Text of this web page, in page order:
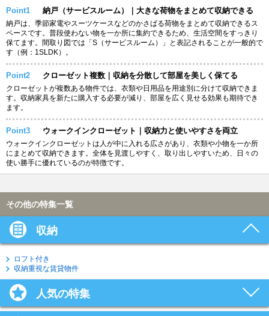
Point1 納戸（サービスルーム）｜大きな荷物をまとめて収納できる
納戸は、季節家電やスーツケースなどのかさばる荷物をまとめて収納できるス
ペースです。普段使わない物を一か所に集約できるため、生活空間をすっきり
保てます。間取り図では「S（サービスルーム）」と表記されることが一般的で
す（例：1SLDK）。
Point2 クローゼット複数｜収納を分散して部屋を美しく保てる
クローゼットが複数ある物件では、衣類や日用品を用途別に分けて収納できま
す。収納家具を新たに購入する必要が減り、部屋を広く見せる効果も期待でき
ます。
Point3 ウォークインクローゼット｜収納力と使いやすさを両立
ウォークインクローゼットは人が中に入れる広さがあり、衣類や小物を一か所
にまとめて収納できます。全体を見渡しやすく、取り出しやすいため、日々の
使い勝手に優れているのが特徴です。
その他の特集一覧
収納
ロフト付き
収納重視な賃貸物件
人気の特集